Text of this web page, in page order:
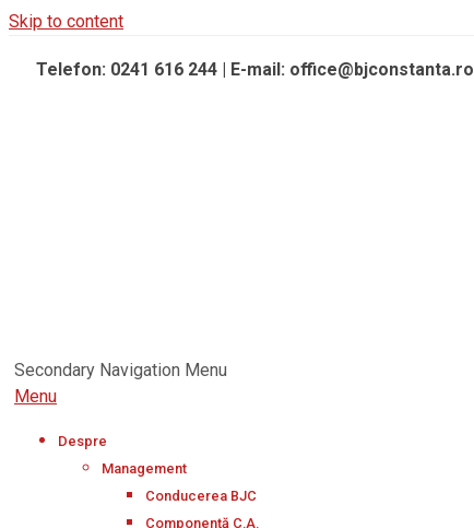
Skip to content
Telefon: 0241 616 244 | E-mail: office@bjconstanta.ro
Secondary Navigation Menu
Menu
Despre
Management
Conducerea BJC
Componență C.A.